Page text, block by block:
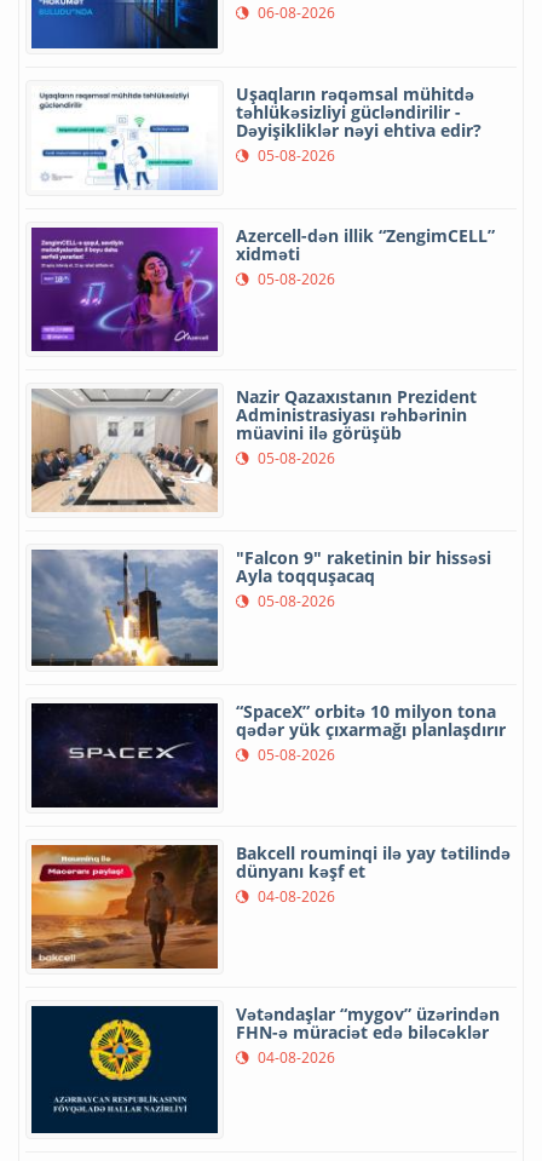
06-08-2026
Uşaqların rəqəmsal mühitdə
təhlükəsizliyi gücləndirilir -
Dəyişikliklər nəyi ehtiva edir?
05-08-2026
Azercell-dən illik “ZengimCELL”
xidməti
05-08-2026
Nazir Qazaxıstanın Prezident
Administrasiyası rəhbərinin
müavini ilə görüşüb
05-08-2026
"Falcon 9" raketinin bir hissəsi
Ayla toqquşacaq
05-08-2026
“SpaceX” orbitə 10 milyon tona
qədər yük çıxarmağı planlaşdırır
05-08-2026
Bakcell rouminqi ilə yay tətilində
dünyanı kəşf et
04-08-2026
Vətəndaşlar “mygov” üzərindən
FHN-ə müraciət edə biləcəklər
04-08-2026